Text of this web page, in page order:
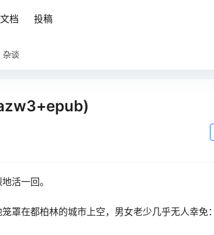
文档 投稿
杂谈
活一回。
罩在都柏林的城市上空，男女老少几乎无人幸免：